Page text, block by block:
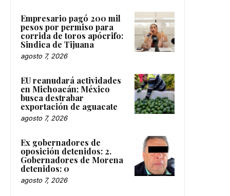
Empresario pagó 200 mil
pesos por permiso para
corrida de toros apócrifo:
Sindica de Tijuana
agosto 7, 2026
EU reanudará actividades
en Michoacán; México
busca destrabar
exportación de aguacate
agosto 7, 2026
Ex gobernadores de
oposición detenidos: 2.
Gobernadores de Morena
detenidos: 0
agosto 7, 2026